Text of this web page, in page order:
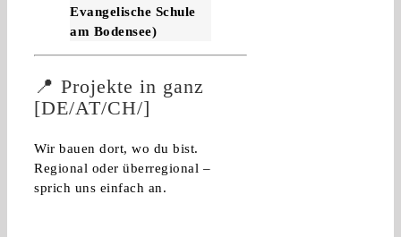
Evangelische Schule
am Bodensee)
📍 Projekte in ganz
[DE/AT/CH/]
Wir bauen dort, wo du bist.
Regional oder überregional –
sprich uns einfach an.